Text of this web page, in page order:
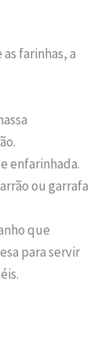
farinhas, a
enfarinhada.
ou garrafa
que
para servir